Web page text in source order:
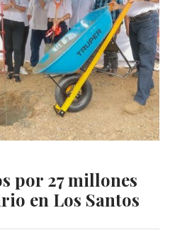
por 27 millones
en Los Santos